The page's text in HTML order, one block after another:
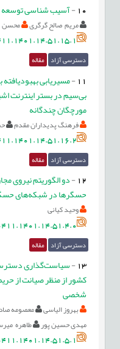
10
-آسیب شناسی توسعه
مریم صالح گرگری محسن
دسترسی آزاد مقاله
11
-مسیریابی
بی‌سیم در بستر اینترنت
مورچگان چندگانه
فرهنگ پدیداران مقدم
دسترسی آزاد مقاله
12
-دو الگوریتم نیروی
حسگرها در شبکه‌های
وحید کیانی
دسترسی آزاد مقاله
13
-سیاست‌گذاری
کشور از منظر صیانت از
شخصی
بهروز الیاسی معصومه
مهدی حسین پور
طاهره